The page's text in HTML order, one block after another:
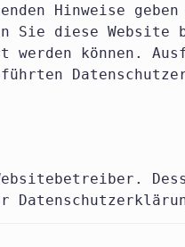
Hinweise
diese Website
können.